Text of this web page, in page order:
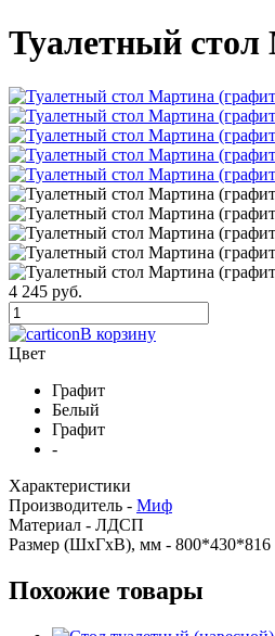
Туалетный
4 245 руб.
В корзину
Цвет
Графит
Белый
Графит
-
Характеристики
Производитель - Миф
Материал - ЛДСП
Размер (ШхГхВ), мм - 800*430*816
Похожие товары